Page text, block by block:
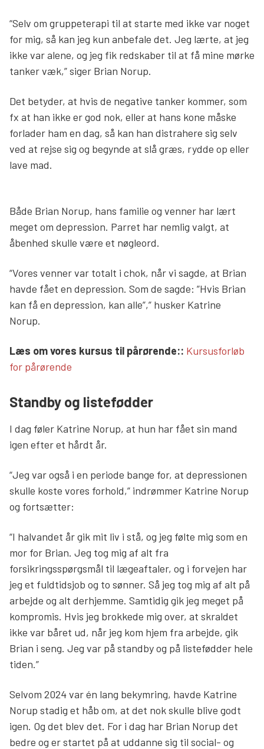
“Selv om gruppeterapi til at starte med ikke var noget
for mig, så kan jeg kun anbefale det. Jeg lærte, at jeg
ikke var alene, og jeg fik redskaber til at få mine mørke
tanker væk,” siger Brian Norup.
Det betyder, at hvis de negative tanker kommer, som
fx at han ikke er god nok, eller at hans kone måske
forlader ham en dag, så kan han distrahere sig selv
ved at rejse sig og begynde at slå græs, rydde op eller
lave mad.
Både Brian Norup, hans familie og venner har lært
meget om depression. Parret har nemlig valgt, at
åbenhed skulle være et nøgleord.
“Vores venner var totalt i chok, når vi sagde, at Brian
havde fået en depression. Som de sagde: ”Hvis Brian
kan få en depression, kan alle”,” husker Katrine
Norup.
Læs mere links
Læs om vores kursus til pårørende:: Kursusforløb
for pårørende
Standby og listefødder
I dag føler Katrine Norup, at hun har fået sin mand
igen efter et hårdt år.
“Jeg var også i en periode bange for, at depressionen
skulle koste vores forhold,” indrømmer Katrine Norup
og fortsætter:
“I halvandet år gik mit liv i stå, og jeg følte mig som en
mor for Brian. Jeg tog mig af alt fra
forsikringsspørgsmål til lægeaftaler, og i forvejen har
jeg et fuldtidsjob og to sønner. Så jeg tog mig af alt på
arbejde og alt derhjemme. Samtidig gik jeg meget på
kompromis. Hvis jeg brokkede mig over, at skraldet
ikke var båret ud, når jeg kom hjem fra arbejde, gik
Brian i seng. Jeg var på standby og på listefødder hele
tiden.”
Selvom 2024 var én lang bekymring, havde Katrine
Norup stadig et håb om, at det nok skulle blive godt
igen. Og det blev det. For i dag har Brian Norup det
bedre og er startet på at uddanne sig til social- og